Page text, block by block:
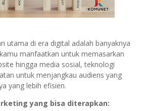
utama di era digital adalah banyaknya
manfaatkan untuk memasarkan
hingga media sosial, teknologi
untuk menjangkau audiens yang
yang lebih efisien.
yang bisa diterapkan: